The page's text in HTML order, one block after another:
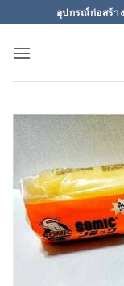
ไป
อุปกรณ์ก่อสร้า